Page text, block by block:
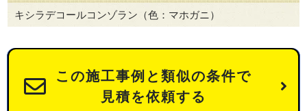
キシラデコールコンゾラン（色：マホガニ）
この施工事例と類似の条件で
見積を依頼する